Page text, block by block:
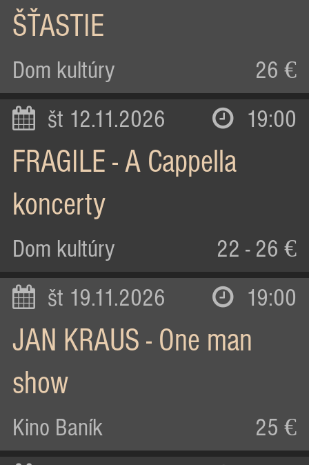
ŠŤASTIE
Dom kultúry 26 €
št 12.11.2026 19:00
FRAGILE - A Cappella
koncerty
Dom kultúry 22 - 26 €
št 19.11.2026 19:00
JAN KRAUS - One man
show
Kino Baník 25 €